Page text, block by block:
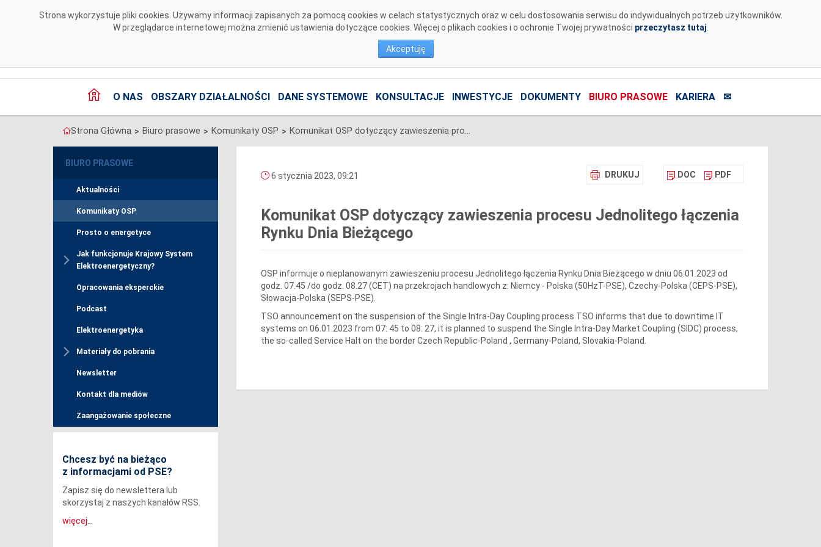
Strona wykorzystuje pliki cookies. Używamy informacji zapisanych za pomocą cookies w celach statystycznych oraz w celu dostosowania serwisu do indywidualnych potrzeb użytkowników.
W przeglądarce internetowej można zmienić ustawienia dotyczące cookies. Więcej o plikach cookies i o ochronie Twojej prywatności przeczytasz tutaj
Akceptuję
O NAS OBSZARY DZIAŁALNOŚCI DANE SYSTEMOWE KONSULTACJE INWESTYCJE DOKUMENTY BIURO PRASOWE KARIERA ✉
Strona Główna > Biuro prasowe > Komunikaty OSP > Komunikat OSP dotyczący zawieszenia procesu Jednolitego łączenia Rynku Dnia Bieżącego
BIURO PRASOWE
Aktualności
Komunikaty OSP
Prosto o energetyce
Jak funkcjonuje Krajowy System
Elektroenergetyczny?
Opracowania eksperckie
Podcast
Elektroenergetyka
Materiały do pobrania
Newsletter
Kontakt dla mediów
Zaangażowanie społeczne
Chcesz być na bieżąco
z informacjami od PSE?
Zapisz się do newslettera lub
skorzystaj z naszych kanałów RSS.
więcej...
DRUKUJ DOC PDF
6 stycznia 2023, 09:21
Komunikat OSP dotyczący zawieszenia procesu Jednolitego łączenia
Rynku Dnia Bieżącego
OSP informuje o nieplanowanym zawieszeniu procesu Jednolitego łączenia Rynku Dnia Bieżącego w dniu 06.01.2023 od
godz. 07.45 /do godz. 08.27 (CET) na przekrojach handlowych z: Niemcy - Polska (50HzT-PSE), Czechy-Polska (CEPS-PSE),
Słowacja-Polska (SEPS-PSE).
TSO announcement on the suspension of the Single Intra-Day Coupling process TSO informs that due to downtime IT
systems on 06.01.2023 from 07: 45 to 08: 27, it is planned to suspend the Single Intra-Day Market Coupling (SIDC) process,
the so-called Service Halt on the border Czech Republic-Poland , Germany-Poland, Slovakia-Poland.